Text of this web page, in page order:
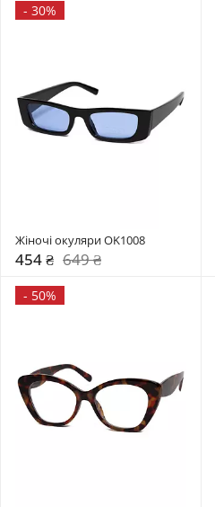
- 30%
Жіночі окуляри OK1008
454 ₴ 649 ₴
- 50%